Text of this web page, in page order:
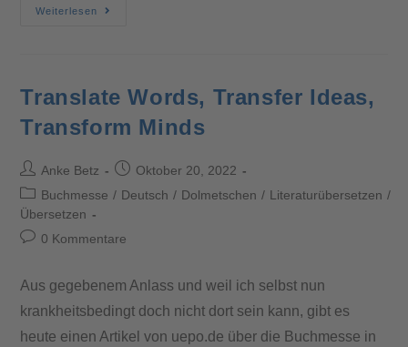
Weiterlesen
Translate Words, Transfer Ideas,
Transform Minds
Anke Betz
Oktober 20, 2022
Buchmesse / Deutsch / Dolmetschen / Literaturübersetzen /
Übersetzen
0 Kommentare
Aus gegebenem Anlass und weil ich selbst nun
krankheitsbedingt doch nicht dort sein kann, gibt es
heute einen Artikel von uepo.de über die Buchmesse in